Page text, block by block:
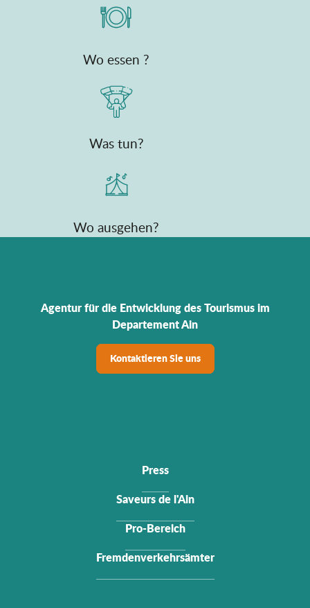
Wo essen ?
Was tun?
Wo ausgehen?
Agentur für die Entwicklung des Tourismus im
Departement Ain
Kontaktieren Sie uns
Press
Saveurs de l'Ain
Pro-Bereich
Fremdenverkehrsämter